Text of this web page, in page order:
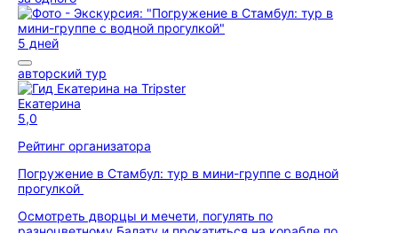
5 дней
авторский тур
Екатерина
5,0
Рейтинг организатора
Погружение в Стамбул: тур в мини-группе с водной
прогулкой
Осмотреть дворцы и мечети, погулять по